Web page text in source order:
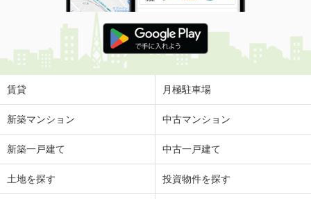
賃貸 月極駐車場
新築マンション 中古マンション
新築一戸建て 中古一戸建て
土地を探す 投資物件を探す